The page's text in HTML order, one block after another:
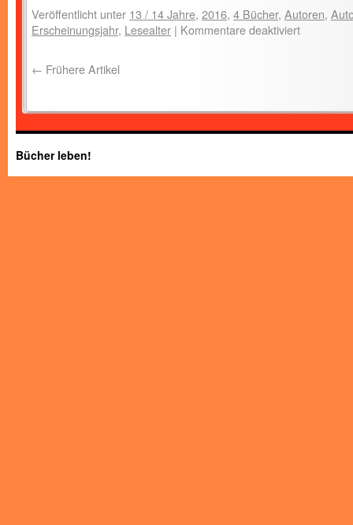
Veröffentlicht unter 13 / 14 Jahre, 2016, 4 Bücher, Autoren,
Erscheinungsjahr, Lesealter | Kommentare deaktiviert
← Frühere Artikel
Bücher leben!